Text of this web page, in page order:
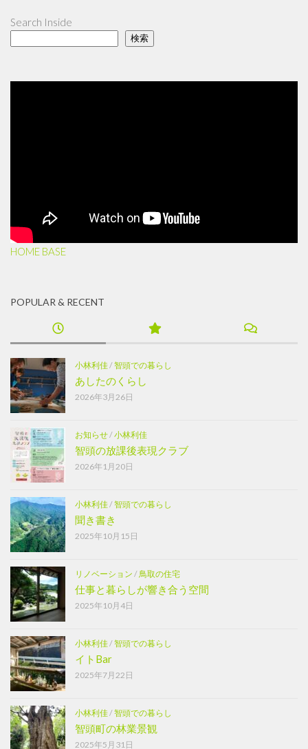
Search Inside
検索
HOME BASE
POPULAR & RECENT
小林利佳/智頭での暮らし
あしたのくらし
2026年3月26日
お知らせ/小林利佳
智頭の放課後表現クラブ
2026年1月20日
小林利佳/智頭での暮らし
聞き書き
2025年10月15日
リノベーション /鳥取の住宅
仕事と暮らしが響き合う空間
2025年10月4日
小林利佳/智頭での暮らし
イトBar
2025年7月22日
小林利佳/智頭での暮らし
智頭町の林業景観
2025年5月31日